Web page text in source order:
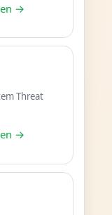
→
Threat
→